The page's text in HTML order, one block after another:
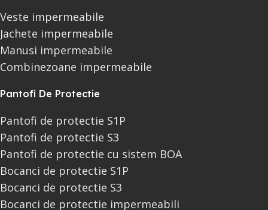
Veste impermeabile
Jachete impermeabile
Manusi impermeabile
Combinezoane impermeabile
Pantofi De Protectie
Pantofi de protectie S1P
Pantofi de protectie S3
Pantofi de protectie cu sistem BOA
Bocanci de protectie S1P
Bocanci de protectie S3
Bocanci de protectie impermeabili